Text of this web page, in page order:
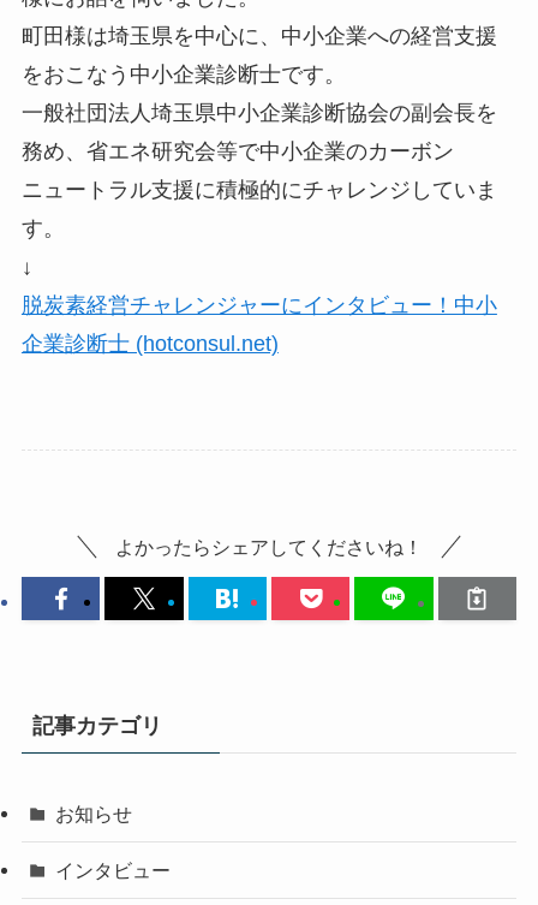
町田様は埼玉県を中心に、中小企業への経営支援
をおこなう中小企業診断士です。
一般社団法人埼玉県中小企業診断協会の副会長を
務め、省エネ研究会等で中小企業のカーボン
ニュートラル支援に積極的にチャレンジしていま
す。
↓
脱炭素経営チャレンジャーにインタビュー！中小
企業診断士 (hotconsul.net)
よかったらシェアしてくださいね！
記事カテゴリ
お知らせ
インタビュー